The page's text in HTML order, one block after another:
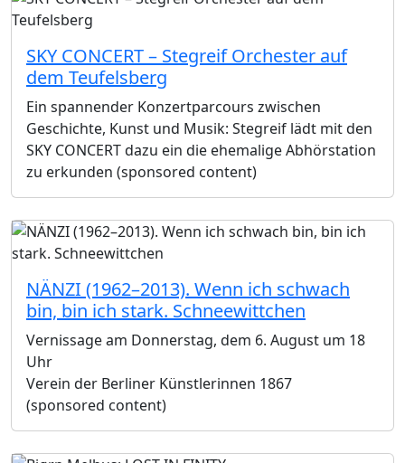
SKY CONCERT – Stegreif Orchester auf
dem Teufelsberg
Ein spannender Konzertparcours zwischen
Geschichte, Kunst und Musik: Stegreif lädt mit den
SKY CONCERT dazu ein die ehemalige Abhörstation
zu erkunden (sponsored content)
NÄNZI (1962–2013). Wenn ich schwach
bin, bin ich stark. Schneewittchen
Vernissage am Donnerstag, dem 6. August um 18
Uhr
Verein der Berliner Künstlerinnen 1867
(sponsored content)